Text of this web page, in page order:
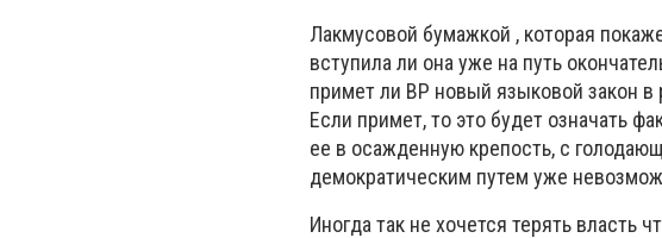
Лакмусовой бумажкой , которая
вступила ли она уже на путь
примет ли ВР новый языковой закон
Если примет, то это будет означать
ее в осажденную крепость, с
демократическим путем уже
Иногда так не хочется терять власть